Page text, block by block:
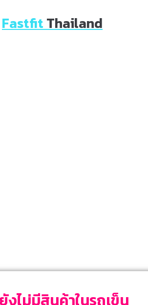
FastfitThailand
ไม่มีสินค้าในรถเข็น